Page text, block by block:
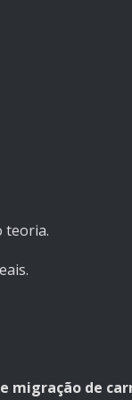
teoria.
migração de